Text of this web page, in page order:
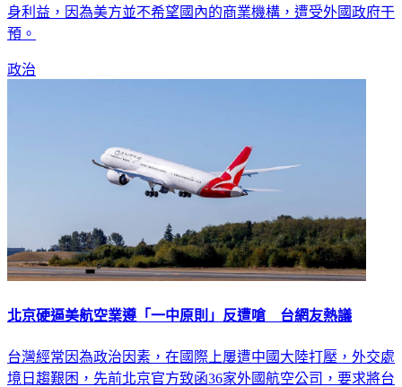
身利益，因為美方並不希望國內的商業機構，遭受外國政府干
預。
政治
北京硬逼美航空業遵「一中原則」反遭嗆 台網友熱議
台灣經常因為政治因素，在國際上屢遭中國大陸打壓，外交處
境日趨艱困，先前北京官方致函36家外國航空公司，要求將台